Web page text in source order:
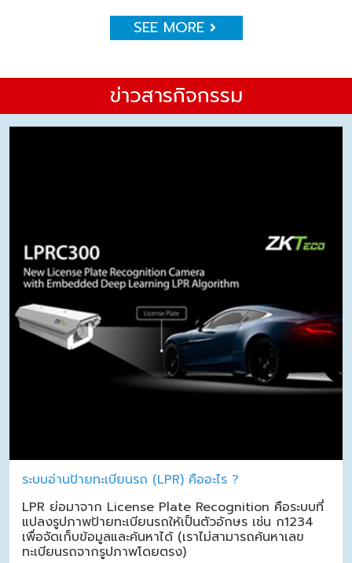
SEE MORE
ข่าวสารกิจกรรม
ระบบอ่านป้ายทะเบียนรถ (LPR) คืออะไร ?
LPR ย่อมาจาก License Plate Recognition คือระบบที่
แปลงรูปภาพป้ายทะเบียนรถให้เป็นตัวอักษร เช่น ก1234
เพื่อจัดเก็บข้อมูลและค้นหาได้ (เราไม่สามารถค้นหาเลข
ทะเบียนรถจากรูปภาพโดยตรง)